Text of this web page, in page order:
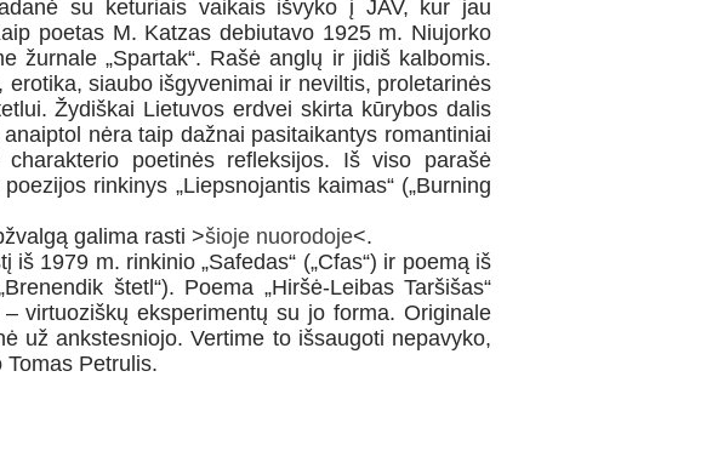
su keturiais vaikais išvyko į JAV, kur jau
poetas M. Katzas debiutavo 1925 m. Niujorko
žurnale „Spartak“. Rašė anglų ir jidiš kalbomis.
siaubo išgyvenimai ir neviltis, proletarinės
Žydiškai Lietuvos erdvei skirta kūrybos dalis
nėra taip dažnai pasitaikantys romantiniai
poetinės refleksijos. Iš viso parašė
rinkinys „Liepsnojantis kaimas“ („Burning
galima rasti >šioje nuorodoje<.
1979 m. rinkinio „Safedas“ („Cfas“) ir poemą iš
štetl“). Poema „Hiršė-Leibas Taršišas“
virtuoziškų eksperimentų su jo forma. Originale
už ankstesniojo. Vertime to išsaugoti nepavyko,
Petrulis.